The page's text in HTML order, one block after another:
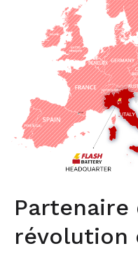
Partenaire
révolution